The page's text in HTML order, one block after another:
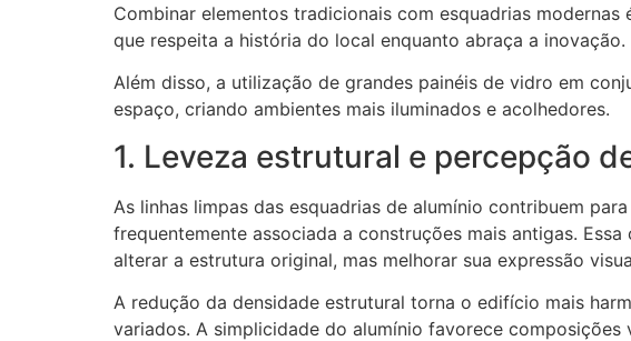
Combinar elementos tradicionais com esquadrias
que respeita a história do local enquanto abraça a inovação.
Além disso, a utilização de grandes painéis de vidro em
espaço, criando ambientes mais iluminados e acolhedores.
1. Leveza estrutural e percepção
As linhas limpas das esquadrias de alumínio contribuem
frequentemente associada a construções mais antigas.
alterar a estrutura original, mas melhorar sua expressão
A redução da densidade estrutural torna o edifício mais
variados. A simplicidade do alumínio favorece